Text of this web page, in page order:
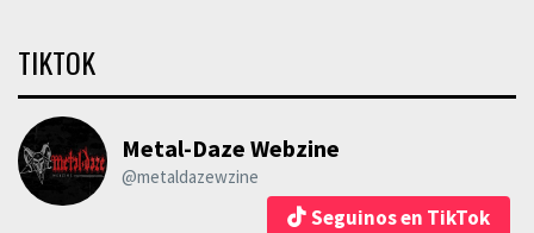
TIKTOK
Metal-Daze Webzine
@metaldazewzine
Seguinos en TikTok